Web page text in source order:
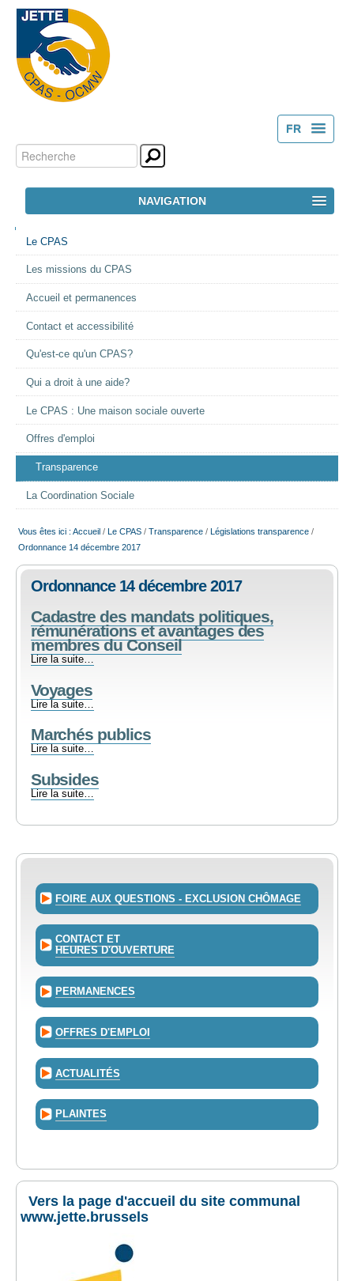
FR
Outils
personnels
Chercher par
Recherche
NAVIGATION
LE CPAS
ACTION SOCIALE
EMPLOI
AIDE ALIMENTAIRE
SENIORS
CULTURE ET JEUNESSE
NAVIGATION
Le CPAS
Les missions du CPAS
Accueil et permanences
Contact et accessibilité
Qu'est-ce qu'un CPAS?
Qui a droit à une aide?
Le CPAS : Une maison sociale ouverte
Offres d'emploi
Transparence
La Coordination Sociale
Vous êtes ici : Accueil / Le CPAS / Transparence / Législations transparence /
Ordonnance 14 décembre 2017
Ordonnance 14 décembre 2017
Cadastre des mandats politiques,
rémunérations et avantages des
membres du Conseil
Cadastre
mandats
politiques,
et
avantages
des
membres
du
Conseil
Lire la suite…
Voyages
Voyages
Lire la suite…
Marchés publics
Marchés
-
Lire la suite…
Subsides
Subsides
Lire la suite…
FOIRE AUX QUESTIONS - EXCLUSION CHÔMAGE
CONTACT ET
HEURES D'OUVERTURE
PERMANENCES
OFFRES D'EMPLOI
ACTUALITÉS
PLAINTES
Vers la page d'accueil du site communal
www.jette.brussels